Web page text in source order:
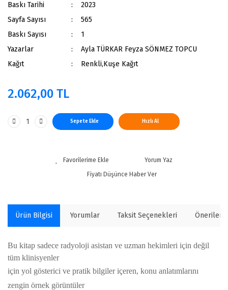
Baskı Tarihi
2023
Sayfa Sayısı
565
Baskı Sayısı
1
Yazarlar
Ayla TÜRKAR Feyza SÖNMEZ TOPCU
Kağıt
Renkli,Kuşe Kağıt
2.062,00 TL
Sepete Ekle Hızlı Al
Yorum Yaz
Fiyatı Düşünce Haber Ver
Ürün Bilgisi Yorumlar Taksit Seçenekleri
Bu kitap sadece radyoloji asistan ve uzman hekimleri için değil
tüm klinisyenler
için yol gösterici ve pratik bilgiler içeren, konu anlatımlarını
zengin örnek görüntüler